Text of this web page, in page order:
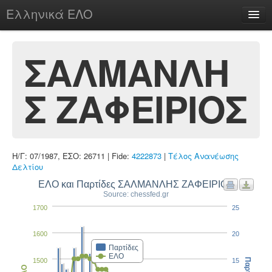
Ελληνικά ΕΛΟ
chesstu.be @ discord
Login
ΣΑΛΜΑΝΛΗ
Σ ΖΑΦΕΙΡΙΟΣ
Η/Γ: 07/1987, ΕΣΟ: 26711 | Fide: 4222873 | Τέλος Ανανέωσης
Δελτίου
ΕΛΟ και Παρτίδες ΣΑΛΜΑΝΛΗΣ ΖΑΦΕΙΡΙΟΣ
Source: chessfed.gr
Παρτίδες
ΕΛΟ
1500
1600
1700
15
20
25